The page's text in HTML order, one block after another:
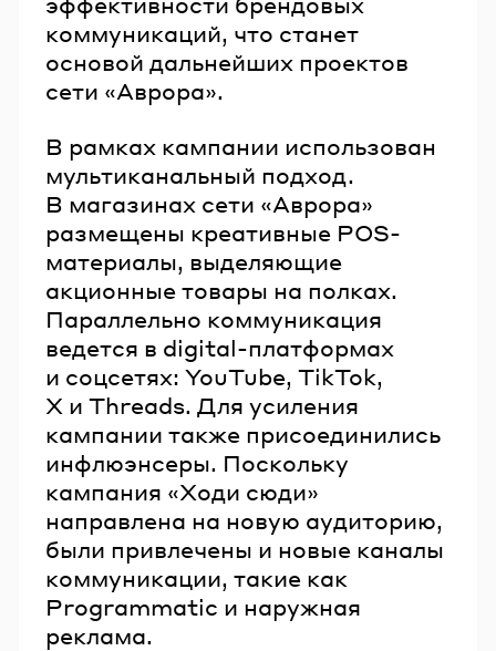
коммуникаций, что станет
основой дальнейших проектов
сети «Аврора».
В рамках кампании использован
мультиканальный подход.
В магазинах сети «Аврора»
размещены креативные POS-
материалы, выделяющие
акционные товары на полках.
Параллельно коммуникация
ведется в digital-платформах
и соцсетях: YouTube, TikTok,
X и Threads. Для усиления
кампании также присоединились
инфлюэнсеры. Поскольку
кампания «Ходи сюди»
направлена на новую аудиторию,
были привлечены и новые каналы
коммуникации, такие как
Programmatic и наружная
реклама.